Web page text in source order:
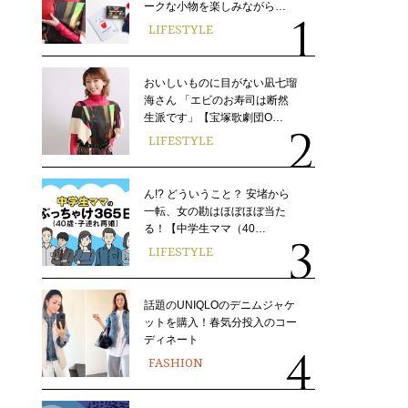
ークな小物を楽しみながら…
LIFESTYLE
おいしいものに目がない凪七瑠
海さん 「エビのお寿司は断然
生派です」【宝塚歌劇団O…
LIFESTYLE
ん!? どういうこと？ 安堵から
一転、女の勘はほぼほぼ当た
る！【中学生ママ（40…
LIFESTYLE
話題のUNIQLOのデニムジャケ
ットを購入！春気分投入のコー
ディネート
FASHION